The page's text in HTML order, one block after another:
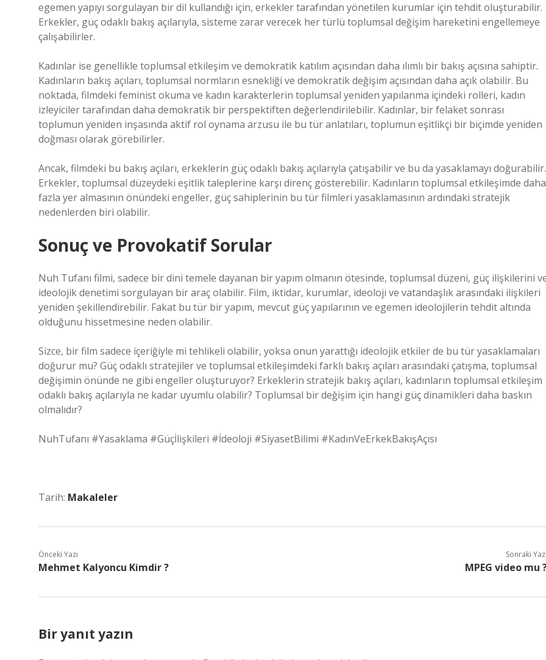
egemen yapıyı sorgulayan bir dil kullandığı için, erkekler tarafından yönetilen kurumlar için tehdit oluşturabilir.
Erkekler, güç odaklı bakış açılarıyla, sisteme zarar verecek her türlü toplumsal değişim hareketini engellemeye
çalışabilirler.
Kadınlar ise genellikle toplumsal etkileşim ve demokratik katılım açısından daha ılımlı bir bakış açısına sahiptir.
Kadınların bakış açıları, toplumsal normların esnekliği ve demokratik değişim açısından daha açık olabilir. Bu
noktada, filmdeki feminist okuma ve kadın karakterlerin toplumsal yeniden yapılanma içindeki rolleri, kadın
izleyiciler tarafından daha demokratik bir perspektiften değerlendirilebilir. Kadınlar, bir felaket sonrası
toplumun yeniden inşasında aktif rol oynama arzusu ile bu tür anlatıları, toplumun eşitlikçi bir biçimde yeniden
doğması olarak görebilirler.
Ancak, filmdeki bu bakış açıları, erkeklerin güç odaklı bakış açılarıyla çatışabilir ve bu da yasaklamayı doğurabilir.
Erkekler, toplumsal düzeydeki eşitlik taleplerine karşı direnç gösterebilir. Kadınların toplumsal etkileşimde daha
fazla yer almasının önündeki engeller, güç sahiplerinin bu tür filmleri yasaklamasının ardındaki stratejik
nedenlerden biri olabilir.
Sonuç ve Provokatif Sorular
Nuh Tufanı filmi, sadece bir dini temele dayanan bir yapım olmanın ötesinde, toplumsal düzeni, güç ilişkilerini
ideolojik denetimi sorgulayan bir araç olabilir. Film, iktidar, kurumlar, ideoloji ve vatandaşlık arasındaki ilişkileri
yeniden şekillendirebilir. Fakat bu tür bir yapım, mevcut güç yapılarının ve egemen ideolojilerin tehdit altında
olduğunu hissetmesine neden olabilir.
Sizce, bir film sadece içeriğiyle mi tehlikeli olabilir, yoksa onun yarattığı ideolojik etkiler de bu tür yasaklamaları
doğurur mu? Güç odaklı stratejiler ve toplumsal etkileşimdeki farklı bakış açıları arasındaki çatışma, toplumsal
değişimin önünde ne gibi engeller oluşturuyor? Erkeklerin stratejik bakış açıları, kadınların toplumsal etkileşim
odaklı bakış açılarıyla ne kadar uyumlu olabilir? Toplumsal bir değişim için hangi güç dinamikleri daha baskın
olmalıdır?
NuhTufanı #Yasaklama #Güçİlişkileri #İdeoloji #SiyasetBilimi #KadınVeErkekBakışAçısı
Tarih: Makaleler
Önceki Yazı
Mehmet Kalyoncu Kimdir ?
Sonraki
MPEG video mu
Bir yanıt yazın